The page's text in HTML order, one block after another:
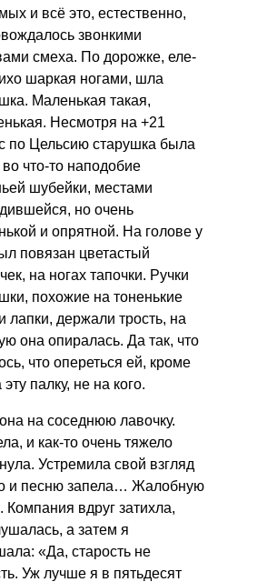
и всё это, естественно,
звонкими
смеха. По дорожке, еле-
шаркая ногами, шла
Маленькая такая,
Несмотря на +21
по Цельсию старушка была
во что-то наподобие
шубейки, местами
но очень
и опрятной. На голове у
повязан цветастый
на ногах тапочки. Ручки
похожие на тоненькие
лапки, держали трость, на
она опиралась. Да так, что
что опереться ей, кроме
эту палку, не на кого.
на соседнюю лавочку.
и как-то очень тяжело
Устремила свой взгляд
и песню запела… Жалобную
Компания вдруг затихла,
а затем я
«Да, старость не
Уж лучше я в пятьдесят